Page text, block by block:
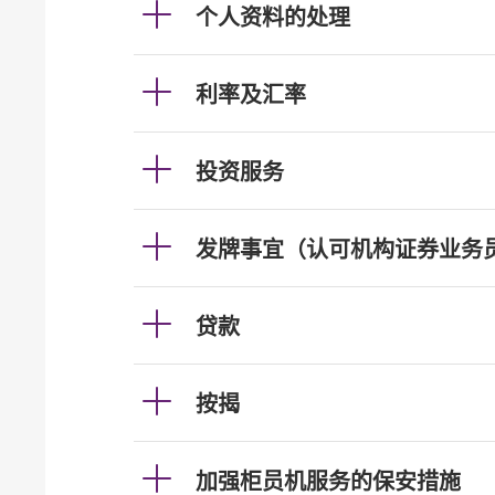
个人资料的处理
利率及汇率
投资服务
发牌事宜（认可机构证券业务
贷款
按揭
加强柜员机服务的保安措施